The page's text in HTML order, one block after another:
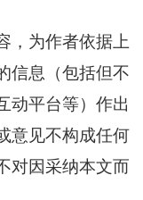
为作者依据上
信息（包括但不
动平台等）作出
意见不构成任何
对因采纳本文而